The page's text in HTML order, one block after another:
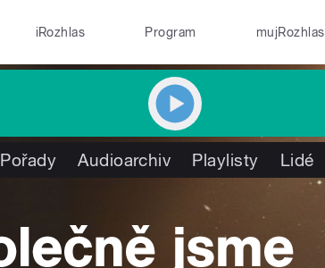
iRozhlas Program mujRozhlas
Pořady Audioarchiv Playlisty Lidé